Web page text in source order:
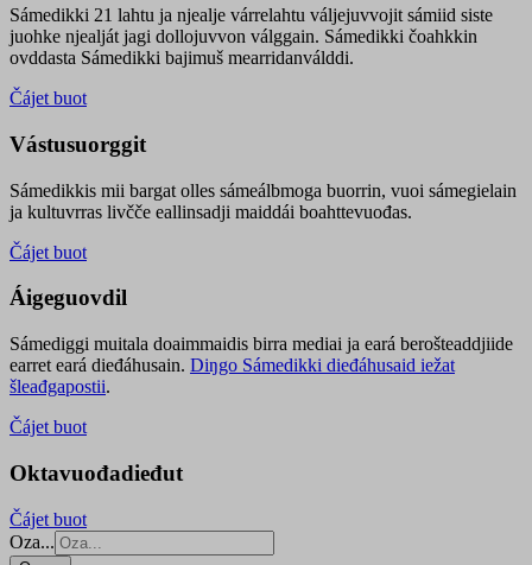
Sámedikki 21 lahtu ja njealje várrelahtu váljejuvvojit sámiid siste
juohke njealját jagi dollojuvvon válggain. Sámedikki čoahkkin
ovddasta Sámedikki bajimuš mearridanválddi.
Čájet buot
Vástusuorggit
Sámedikkis mii bargat olles sámeálbmoga buorrin, vuoi sámegielain
ja kultuvrras livčče eallinsadji maiddái boahttevuođas.
Čájet buot
Áigeguovdil
Sámediggi muitala doaimmaidis birra mediai ja eará berošteaddjiide
earret eará dieđáhusain. Diŋgo Sámedikki dieđáhusaid iežat
šleađgapostii.
Čájet buot
Oktavuođadieđut
Čájet buot
Oza...